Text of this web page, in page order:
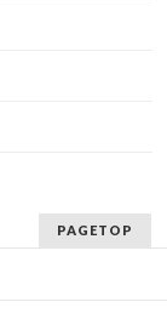
PAGETOP